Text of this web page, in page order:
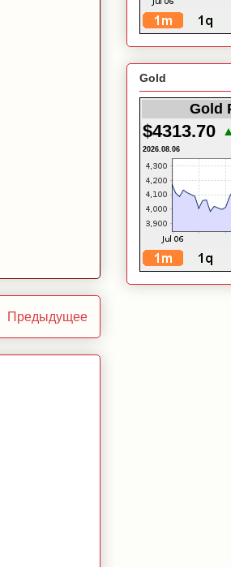
Предыдущее
Gold
Gold
$4313.70
2026.08.06